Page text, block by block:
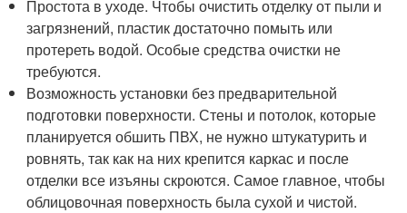
Простота в уходе. Чтобы очистить отделку от пыли и
загрязнений, пластик достаточно помыть или
протереть водой. Особые средства очистки не
требуются.
Возможность установки без предварительной
подготовки поверхности. Стены и потолок, которые
планируется обшить ПВХ, не нужно штукатурить и
ровнять, так как на них крепится каркас и после
отделки все изъяны скроются. Самое главное, чтобы
облицовочная поверхность была сухой и чистой.